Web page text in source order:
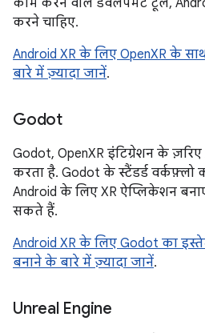
काम करने वाले डेवलपमेंट टूल,
करने चाहिए.
Android XR के लिए OpenXR के
बारे में ज़्यादा जानें.
Godot
Godot, OpenXR इंटिग्रेशन के
करता है. Godot के स्टैंडर्ड
Android के लिए XR ऐप्लिकेशन
सकते हैं.
Android XR के लिए Godot का
बनाने के बारे में ज़्यादा जानें.
Unreal Engine